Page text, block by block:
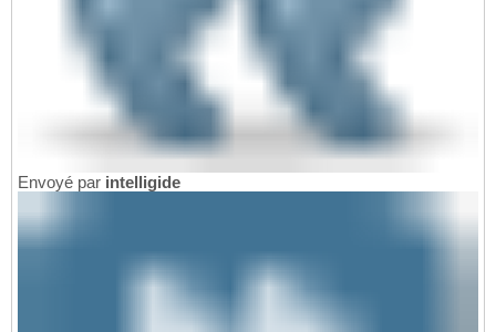
Envoyé par intelligide